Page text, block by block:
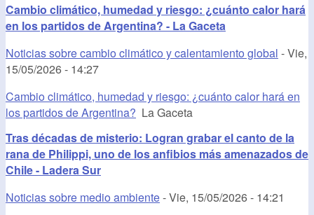
Cambio climático, humedad y riesgo: ¿cuánto calor hará
en los partidos de Argentina? - La Gaceta
Noticias sobre cambio climático y calentamiento global -Vie,
15/05/2026 - 14:27
Cambio climático, humedad y riesgo: ¿cuánto calor hará en
los partidos de Argentina? La Gaceta
Tras décadas de misterio: Logran grabar el canto de la
rana de Philippi, uno de los anfibios más amenazados de
Chile - Ladera Sur
Noticias sobre medio ambiente-Vie, 15/05/2026 - 14:21